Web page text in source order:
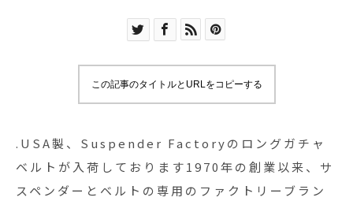
して世界に名を広めました。ジャストで切って使
ントとして活躍します。質実剛健なアメリカ製、
#belt#ガチャベルト#haus #haus_matsue
#hausmatsue #松江カフェ #島根カフェ #松江 #
島根 #山陰
この記事のタイトルとURLをコピーする
.USA製、Suspender Factoryのロングガチャ
ベルトが入荷しております1970年の創業以来、サ
スペンダーとベルトの専用のファクトリーブラン